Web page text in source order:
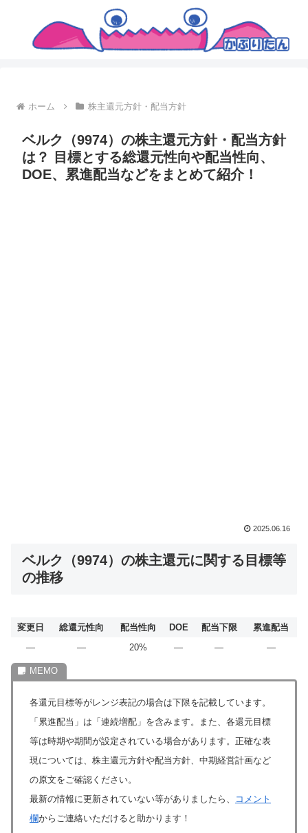
ホーム 株主還元方針・配当方針
ベルク（9974）の株主還元方針・配当方針
は？ 目標とする総還元性向や配当性向、
DOE、累進配当などをまとめて紹介！
2025.06.16
ベルク（9974）の株主還元に関する目標等
の推移
変更日 総還元性向 配当性向 DOE 配当下限
累進配当
―
― 20% ― ― ―
各還元目標等がレンジ表記の場合は下限を記載しています。
「累進配当」は「連続増配」を含みます。また、各還元目標
等は時期や期間が設定されている場合があります。正確な表
現については、株主還元方針や配当方針、中期経営計画など
の原文をご確認ください。
最新の情報に更新されていない等がありましたら、
コメント
欄からご連絡いただけると助かります！